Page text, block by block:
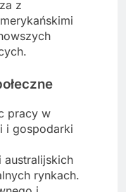
z
pracy w
i gospodarki
australijskich
rynkach.